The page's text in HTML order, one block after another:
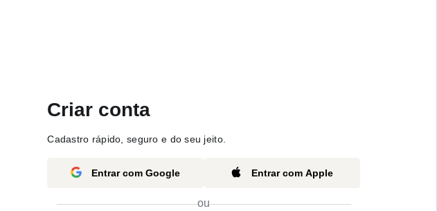
Criar conta
Cadastro rápido, seguro e do seu jeito.
Entrar com Google Entrar com Apple
ou